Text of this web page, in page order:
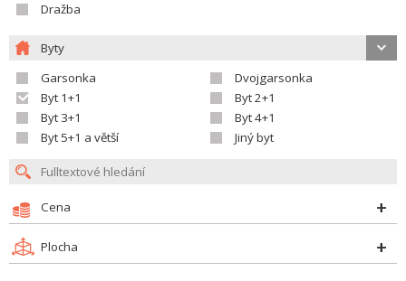
Dražba
Byty
Garsonka
Dvojgarsonka
Byt 1+1
Byt 2+1
Byt 3+1
Byt 4+1
Byt 5+1 a větší
Jiný byt
Cena
Plocha